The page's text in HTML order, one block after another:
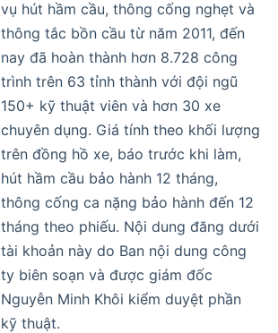
vụ hút hầm cầu, thông cống nghẹt và
thông tắc bồn cầu từ năm 2011, đến
nay đã hoàn thành hơn 8.728 công
trình trên 63 tỉnh thành với đội ngũ
150+ kỹ thuật viên và hơn 30 xe
chuyên dụng. Giá tính theo khối lượng
trên đồng hồ xe, báo trước khi làm,
hút hầm cầu bảo hành 12 tháng,
thông cống ca nặng bảo hành đến 12
tháng theo phiếu. Nội dung đăng dưới
tài khoản này do Ban nội dung công
ty biên soạn và được giám đốc
Nguyễn Minh Khôi kiểm duyệt phần
kỹ thuật.